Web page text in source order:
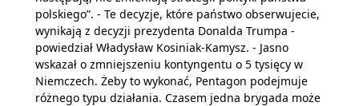
polskiego”. - Te decyzje, które państwo obserwujecie,
wynikają z decyzji prezydenta Donalda Trumpa -
powiedział Władysław Kosiniak-Kamysz. - Jasno
wskazał o zmniejszeniu kontyngentu o 5 tysięcy w
Niemczech. Żeby to wykonać, Pentagon podejmuje
różnego typu działania. Czasem jedna brygada może